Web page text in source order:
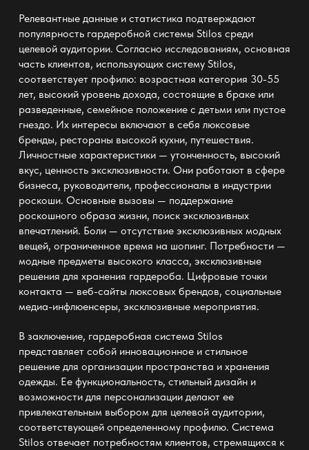
Релевантные данные и статистика подтверждают
популярность гардеробной системы Stilos среди
целевой аудитории. Согласно исследованиям, основная
часть клиентов, использующих систему Stilos,
соответствует профилю: возрастная категория 30-55
лет, высокий уровень дохода, состоящие в браке или
разведенные, семейное положение с детьми или пустое
гнездо. Их интересы включают в себя люксовые
бренды, рестораны высокой кухни, путешествия.
Личностные характеристики — утонченность, высокий
вкус, ценность эксклюзивности. Они работают в сфере
бизнеса, руководители, профессионалы в индустрии
роскоши. Основные вызовы — поддержание
роскошного образа жизни, поиск эксклюзивных
впечатлений. Боли — отсутствие эксклюзивных модных
вещей, ограниченное время на шопинг. Потребности —
модные предметы высокого класса, эксклюзивные
решения для хранения гардероба. Цифровые точки
контакта — веб-сайты люксовых брендов, социальные
медиа-инфлюенсеры, эксклюзивные мероприятия.
В заключение, гардеробная система Stilos
представляет собой инновационное и стильное
решение для организации пространства и хранения
одежды. Ее функциональность, стильный дизайн и
возможности для персонализации делают ее
привлекательным выбором для целевой аудитории,
соответствующей определенному профилю. Система
Stilos отвечает потребностям клиентов, стремящихся к